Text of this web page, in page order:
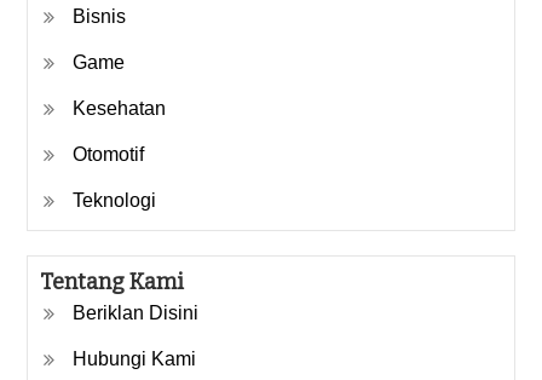
Bisnis
Game
Kesehatan
Otomotif
Teknologi
Tentang Kami
Beriklan Disini
Hubungi Kami